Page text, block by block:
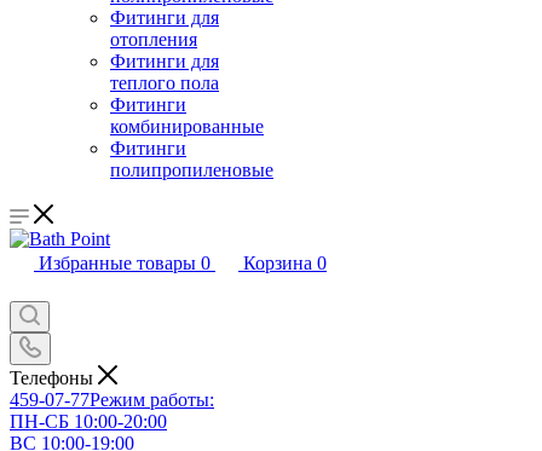
Фитинги для
отопления
Фитинги для
теплого пола
Фитинги
комбинированные
Фитинги
полипропиленовые
Избранные товары 0 Корзина 0
Телефоны
459-07-77Режим работы:
ПН-СБ 10:00-20:00
ВС 10:00-19:00